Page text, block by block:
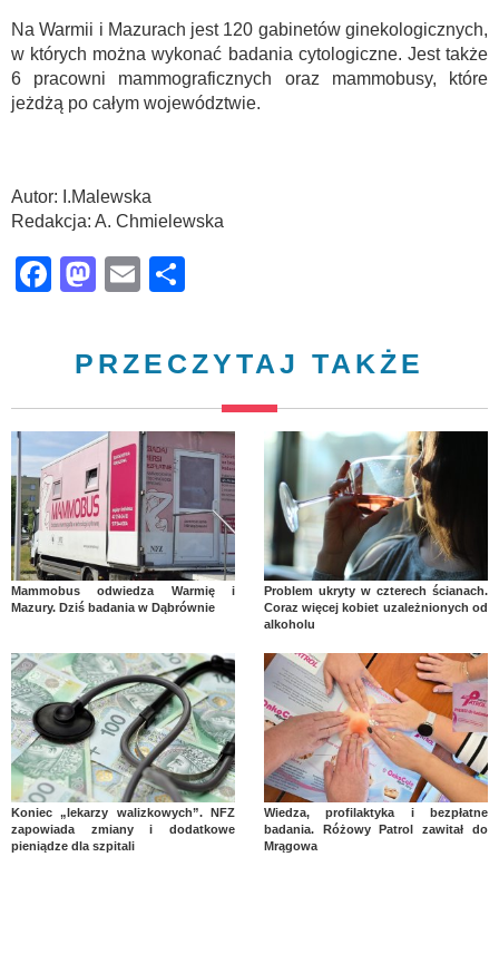
Na Warmii i Mazurach jest 120 gabinetów ginekologicznych,
w których można wykonać badania cytologiczne. Jest także
6 pracowni mammograficznych oraz mammobusy, które
jeżdżą po całym województwie.
Autor: I.Malewska
Redakcja: A. Chmielewska
Facebook
Mastodon
Email
PRZECZYTAJ TAKŻE
Mammobus odwiedza Warmię i
Mazury. Dziś badania w Dąbrównie
Problem ukryty w czterech ścianach.
Coraz więcej kobiet uzależnionych od
alkoholu
Koniec „lekarzy walizkowych”. NFZ
zapowiada zmiany i dodatkowe
pieniądze dla szpitali
Wiedza, profilaktyka i bezpłatne
badania. Różowy Patrol zawitał do
Mrągowa